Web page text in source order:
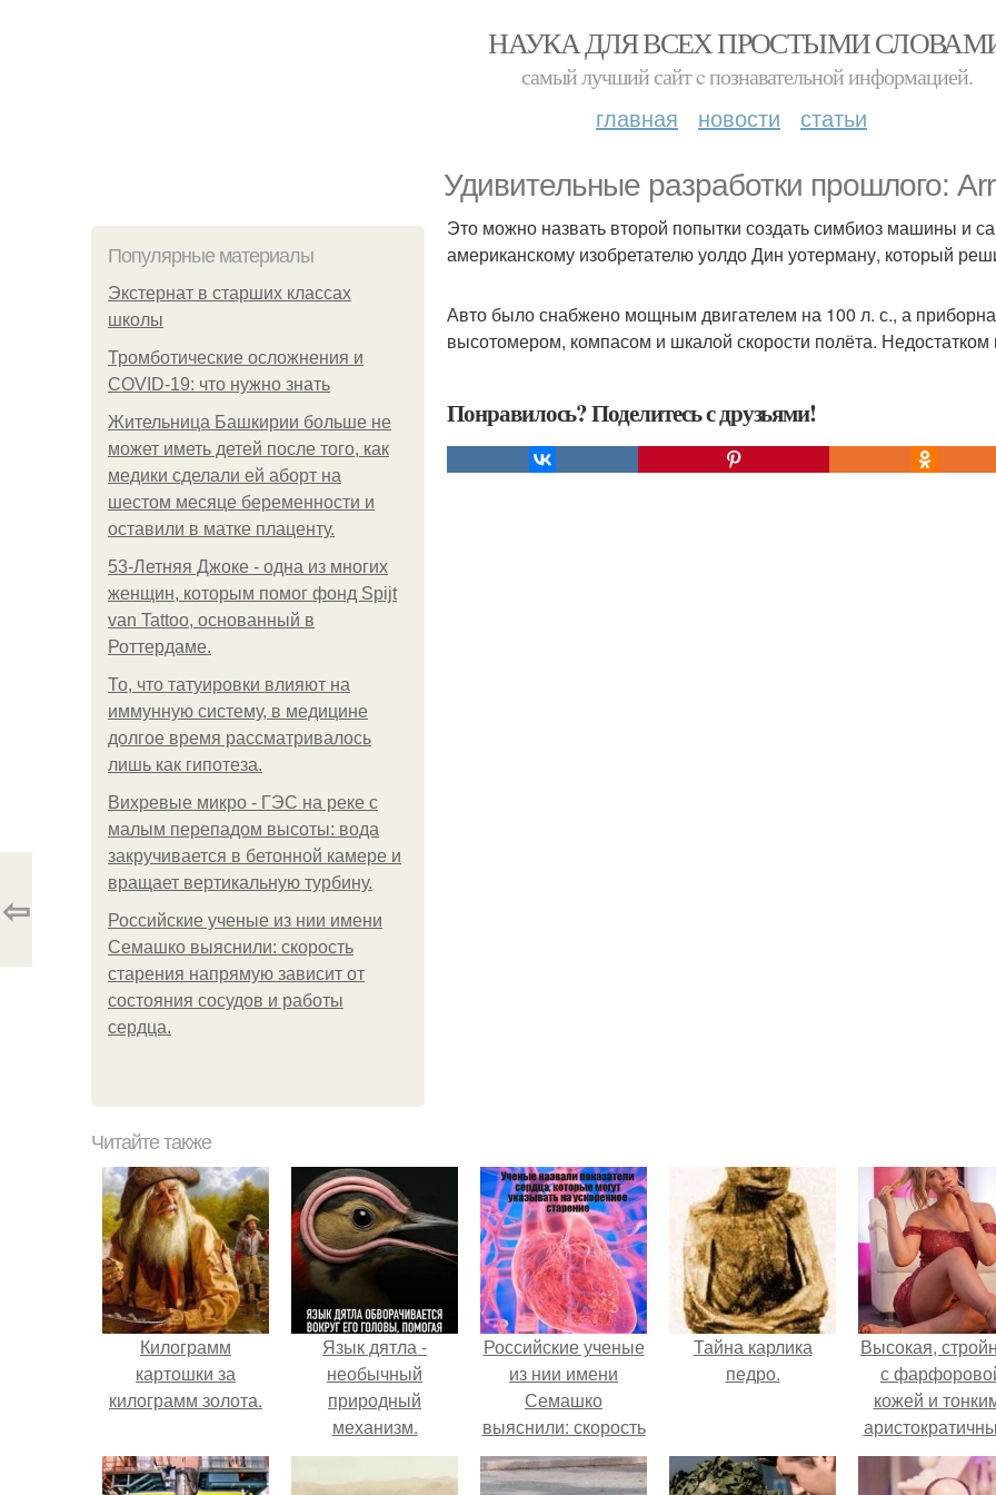
НАУКА ДЛЯ ВСЕХ ПРОСТЫМИ
самый лучший сайт c познавательной информацией.
главная новости статьи
Удивительные разработки прошлого:
Популярные материалы
Экстернат в старших классах
школы
Тромботические осложнения и
COVID-19: что нужно знать
Жительница Башкирии больше не
может иметь детей после того, как
медики сделали ей аборт на
шестом месяце беременности и
оставили в матке плаценту.
53-Летняя Джоке - одна из многих
женщин, которым помог фонд Spijt
van Tattoo, основанный в
Роттердаме.
То, что татуировки влияют на
иммунную систему, в медицине
долгое время рассматривалось
лишь как гипотеза.
Вихревые микро - ГЭС на реке с
малым перепадом высоты: вода
закручивается в бетонной камере и
вращает вертикальную турбину.
Российские ученые из нии имени
Семашко выяснили: скорость
старения напрямую зависит от
состояния сосудов и работы
сердца.
Это можно назвать второй попытки создать симбиоз машины и
американскому изобретателю уолдо Дин уотерману, который
Авто было снабжено мощным двигателем на 100 л. с., а
высотомером, компасом и шкалой скорости полёта.
Понравилось? Поделитесь с друзьями!
⇦
Читайте также
Килограмм
картошки за
килограмм золота.
Язык дятла -
необычный
природный
механизм.
Российские ученые
из нии имени
Семашко
выяснили: скорость
старения напрямую
зависит от
Тайна карлика
педро.
Высокая,
с
кожей и
чертами, эль
выглядит так,